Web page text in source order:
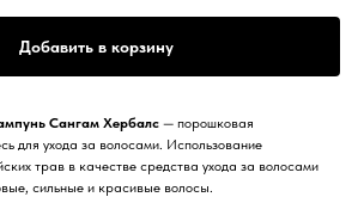
Добавить в корзину
Сангам Хербалс — порошковая
для ухода за волосами. Использование
трав в качестве средства ухода за волосами
сильные и красивые волосы.